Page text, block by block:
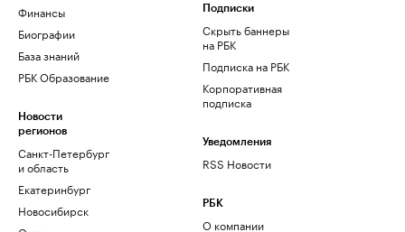
Финансы
Биографии
База знаний
РБК Образование
Новости
регионов
Санкт-Петербург
и область
Екатеринбург
Новосибирск
Подписки
Скрыть баннеры
на РБК
Подписка на РБК
Корпоративная
подписка
Уведомления
RSS Новости
РБК
О компании